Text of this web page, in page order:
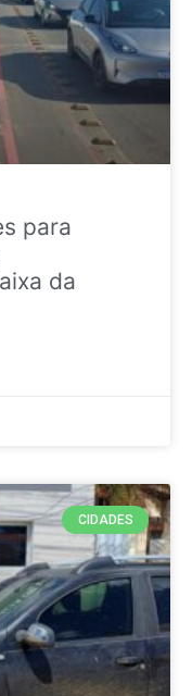
para
da
CIDADES